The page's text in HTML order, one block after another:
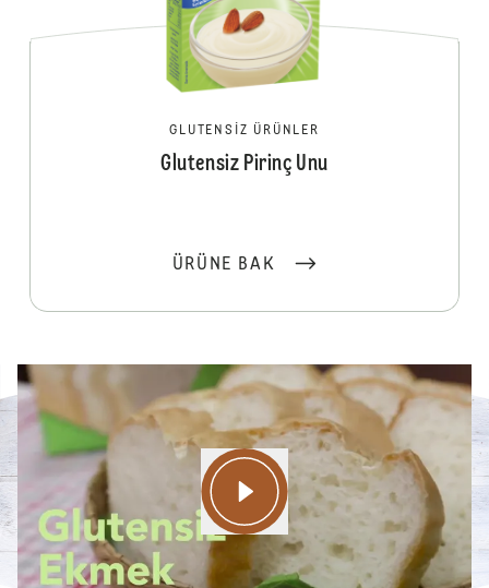
GLUTENSIZ ÜRÜNLER
Glutensiz Pirinç Unu
ÜRÜNE BAK